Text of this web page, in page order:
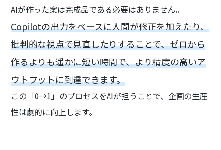
AIが作った案は完成品である必要はありません。
Copilotの出力をベースに人間が修正を加えたり、
批判的な視点で見直したりすることで、ゼロから
作るよりも遥かに短い時間で、より精度の高いア
ウトプットに到達できます。
この「0→1」のプロセスをAIが担うことで、企画の生産
性は劇的に向上します。